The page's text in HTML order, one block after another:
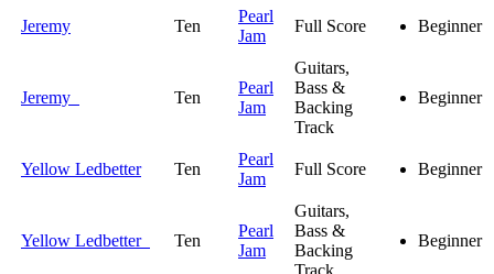
Jeremy Ten
Pearl
Jam
Full Score Beginner
Jeremy Ten
Pearl
Jam
Guitars,
Bass &
Backing
Track
Beginner
Yellow Ledbetter Ten
Pearl
Jam
Full Score Beginner
Yellow Ledbetter Ten
Pearl
Jam
Guitars,
Bass &
Backing
Beginner